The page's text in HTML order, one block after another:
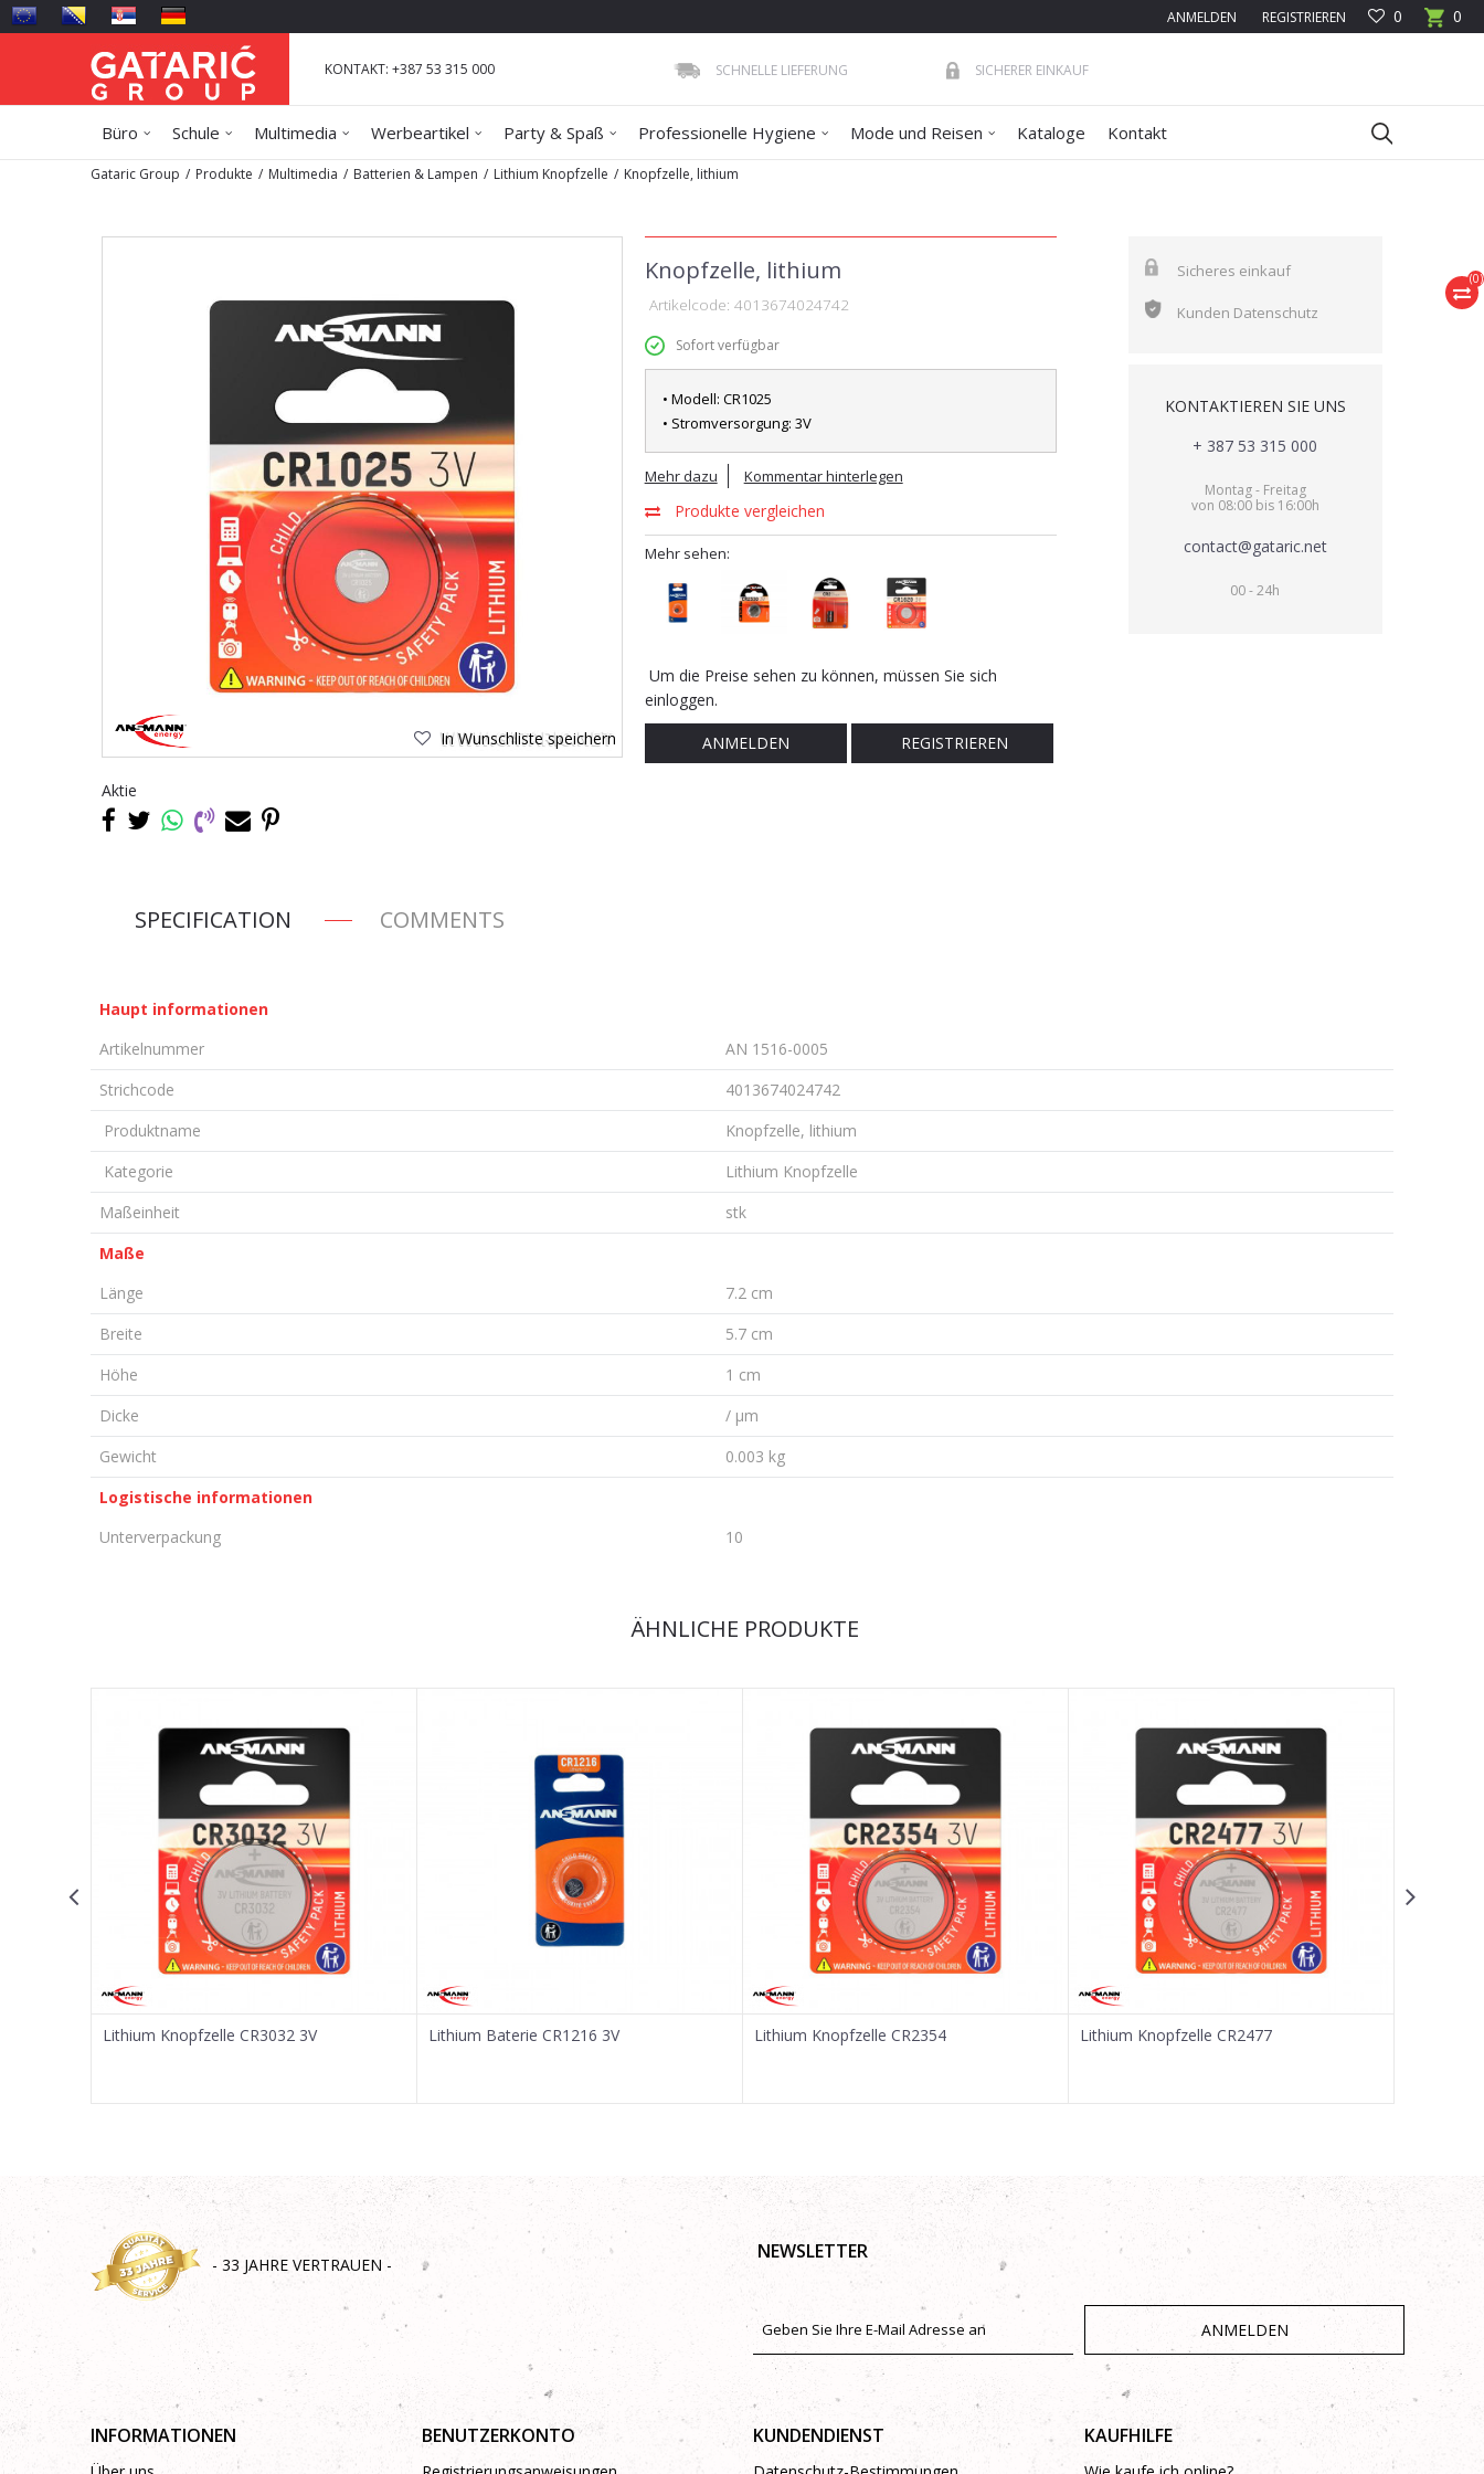
0
0
ANMELDEN REGISTRIEREN
KONTAKT: +387 53 315 000 SCHNELLE LIEFERUNG SICHERER EINKAUF
Büro Schule Multimedia Werbeartikel Party & Spaß Professionelle Hygiene Mode und Reisen Kataloge Kontakt
(0)
Gataric Group Produkte Multimedia Batterien & Lampen Lithium Knopfzelle Knopfzelle, lithium
In Wunschliste speichern
Aktie
Knopfzelle, lithium
Artikelcode: 4013674024742
Sofort verfügbar
• Modell: CR1025
• Stromversorgung: 3V
Mehr dazu Kommentar hinterlegen
Produkte vergleichen
Mehr sehen:
Um die Preise sehen zu können, müssen Sie sich
einloggen.
ANMELDEN REGISTRIEREN
Sicheres einkauf
Kunden Datenschutz
KONTAKTIEREN SIE UNS
+ 387 53 315 000
Montag - Freitag
von 08:00 bis 16:00h
contact@gataric.net
00 - 24h
SPECIFICATION COMMENTS
Haupt informationen
Artikelnummer
AN 1516-0005
Strichcode
4013674024742
Produktname
Knopfzelle, lithium
Kategorie
Lithium Knopfzelle
Maßeinheit
stk
Maße
Länge
7.2 cm
Breite
5.7 cm
Höhe
1 cm
Dicke
/ µm
Gewicht
0.003 kg
Logistische informationen
Unterverpackung
10
E-Mail
SENDEN
ÄHNLICHE PRODUKTE
Lithium Knopfzelle CR3032 3V Lithium Baterie CR1216 3V Lithium Knopfzelle CR2354 Lithium Knopfzelle CR2477
- 33 JAHRE VERTRAUEN -
NEWSLETTER
ANMELDEN
INFORMATIONEN BENUTZERKONTO KUNDENDIENST KAUFHILFE